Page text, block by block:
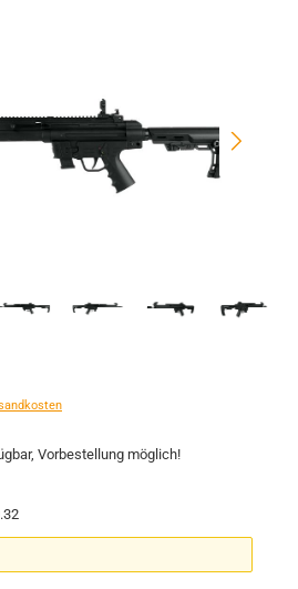
Vorbestellung möglich!